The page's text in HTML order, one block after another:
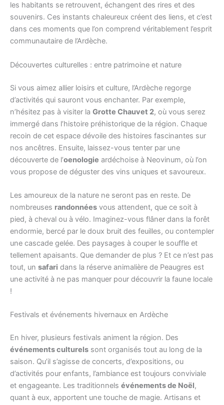
les habitants se retrouvent, échangent des rires et des
souvenirs. Ces instants chaleureux créent des liens, et c’est
dans ces moments que l’on comprend véritablement l’esprit
communautaire de l’Ardèche.
Découvertes culturelles : entre patrimoine et nature
Si vous aimez allier loisirs et culture, l’Ardèche regorge
d’activités qui sauront vous enchanter. Par exemple,
n’hésitez pas à visiter la Grotte Chauvet 2, où vous serez
immergé dans l’histoire préhistorique de la région. Chaque
recoin de cet espace dévoile des histoires fascinantes sur
nos ancêtres. Ensuite, laissez-vous tenter par une
découverte de l’oenologie ardéchoise à Neovinum, où l’on
vous propose de déguster des vins uniques et savoureux.
Les amoureux de la nature ne seront pas en reste. De
nombreuses randonnées vous attendent, que ce soit à
pied, à cheval ou à vélo. Imaginez-vous flâner dans la forêt
endormie, bercé par le doux bruit des feuilles, ou contempler
une cascade gelée. Des paysages à couper le souffle et
tellement apaisants. Que demander de plus ? Et ce n’est pas
tout, un safari dans la réserve animalière de Peaugres est
une activité à ne pas manquer pour découvrir la faune locale
!
Festivals et événements hivernaux en Ardèche
En hiver, plusieurs festivals animent la région. Des
événements culturels sont organisés tout au long de la
saison. Qu’il s’agisse de concerts, d’expositions, ou
d’activités pour enfants, l’ambiance est toujours conviviale
et engageante. Les traditionnels événements de Noël,
quant à eux, apportent une touche de magie. Artisans et